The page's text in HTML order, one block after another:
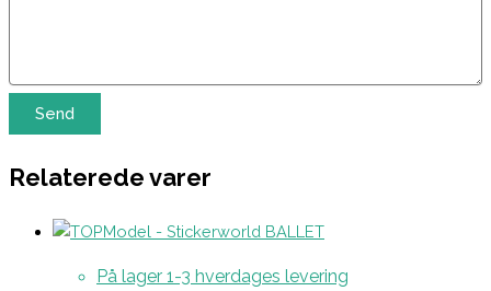
Relaterede varer
På lager 1-3 hverdages levering